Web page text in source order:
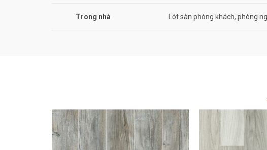
Trong nhà Lót sàn phòng khách, phòng